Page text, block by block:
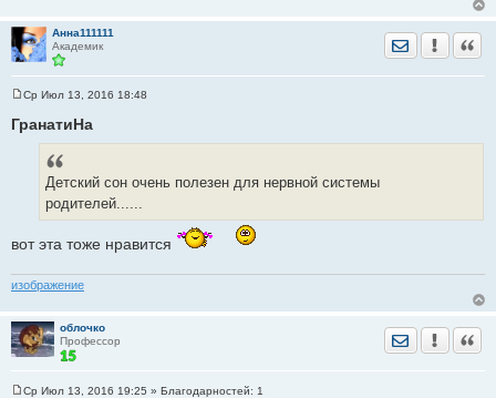
Анна111111
Академик
Отправить
о
Ср Июл 13, 2016 18:48
ГранатиНа
Детский сон очень полезен для нервной системы
родителей......
вот эта тоже нравится
изображение
облочко
Профессор
Отправить
Ср Июл 13, 2016 19:25 » Благодарностей: 1